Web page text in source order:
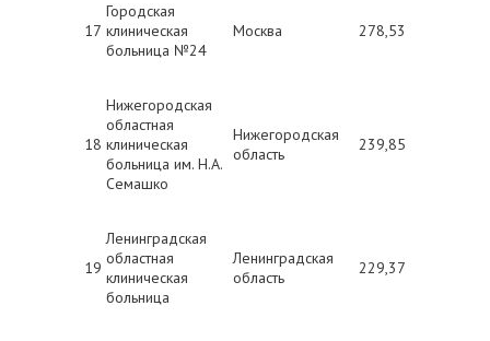
17
Городская
клиническая
больница №24
Москва 278,53
18
Нижегородская
областная
клиническая
больница им. Н.А.
Семашко
Нижегородская
область
239,85
19
Ленинградская
областная
клиническая
больница
Ленинградская
область
229,37